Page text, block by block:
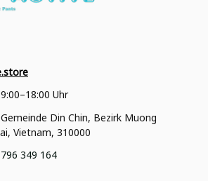
Uhr
Din Chin, Bezirk Muong
Vietnam, 310000
349 164